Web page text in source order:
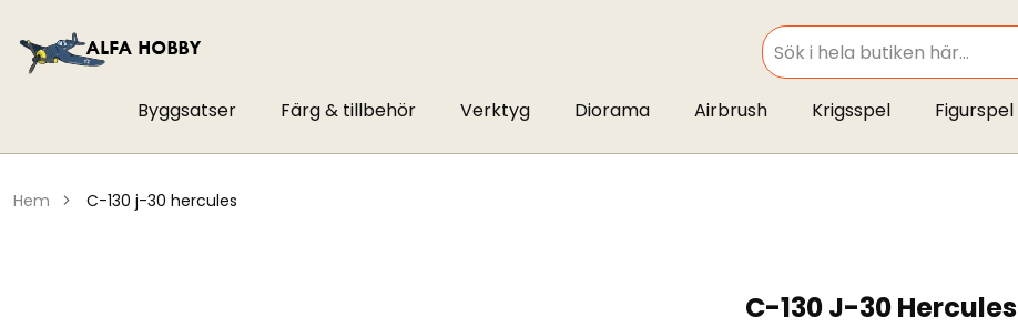
SEARCH
Byggsatser Färg & tillbehör Verktyg Diorama Airbrush Krigsspel Figurspel
hem c-130 j-30 hercules
C-130 J-30 Hercules